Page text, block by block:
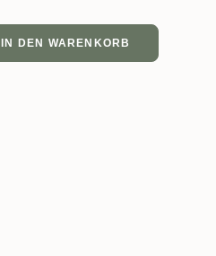
IN DEN WARENKORB